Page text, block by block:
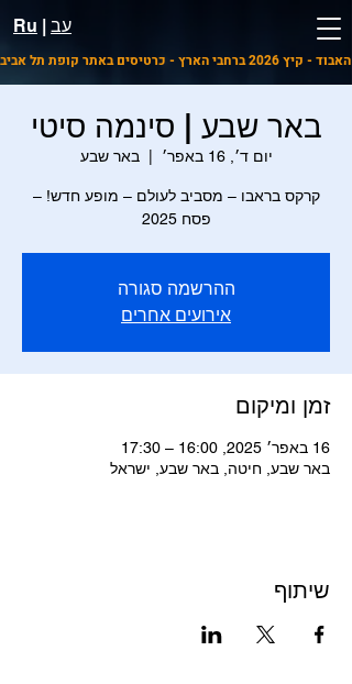
באתר קופת תל אביב
Ru | עב
באר שבע | סינמה סיטי
יום ד׳, 16 באפר׳
  |
באר שבע
קרקס בראבו – מסביב לעולם – מופע חדש! –
פסח 2025
ההרשמה סגורה
אירועים אחרים
זמן ומיקום
16 באפר׳ 2025, 16:00 – 17:30
באר שבע, חיטה, באר שבע, ישראל
שיתוף